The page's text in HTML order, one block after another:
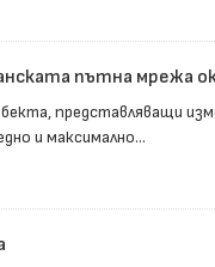
пътна мрежа
представляващи
и максимално...